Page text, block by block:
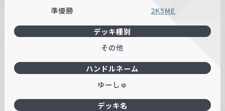
準優勝
ハンドルネーム
ゆーしゅ
2K5ME
デッキ名
デッキ種別
その他